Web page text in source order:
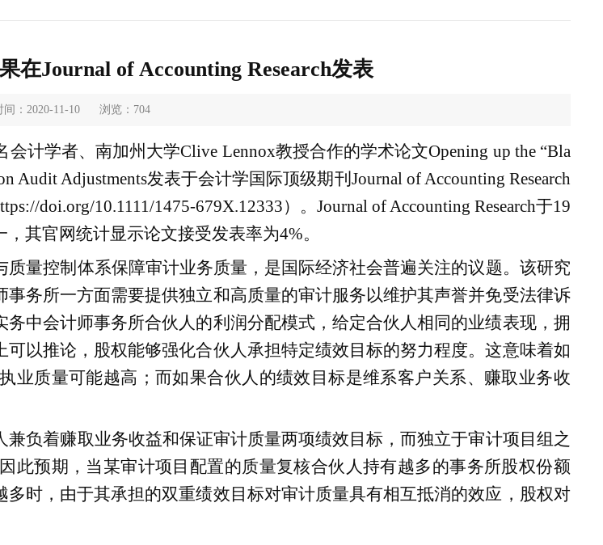
在Journal of Accounting Research发表
间：2020-11-10 浏览： 704
会计学者、南加州大学Clive Lennox教授合作的学术论文Opening up the “Bla
Audit Adjustments发表于会计学国际顶级期刊 Journal of Accounting Research
doi.org/10.1111/1475-679X.12333）。 Journal of Accounting Research于19
其官网统计显示论文接受发表率为4%。
量控制体系保障审计业务质量，是国际经济社会普遍关注的议题。该研究
务所一方面需要提供独立和高质量的审计服务以维护其声誉并免受法律诉
中会计师事务所合伙人的利润分配模式，给定合伙人相同的业绩表现，拥
以推论，股权能够强化合伙人承担特定绩效目标的努力程度。这意味着如
业质量可能越高；而如果合伙人的绩效目标是维系客户关系、赚取业务收
负着赚取业务收益和保证审计质量两项绩效目标，而独立于审计项目组之
此预期，当某审计项目配置的质量复核合伙人持有越多的事务所股权份额
时，由于其承担的双重绩效目标对审计质量具有相互抵消的效应，股权对